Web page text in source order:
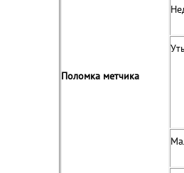
Поломка метчика